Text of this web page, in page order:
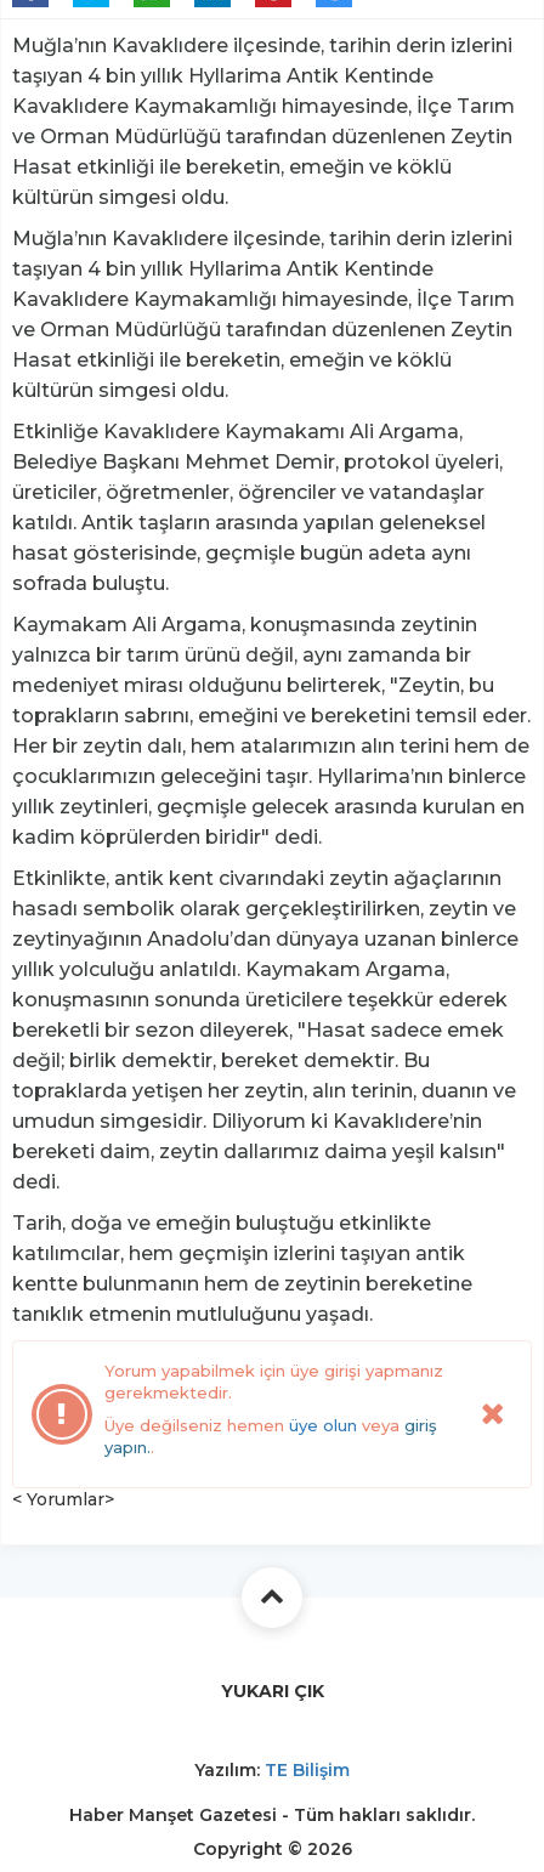
Muğla’nın Kavaklıdere ilçesinde, tarihin derin izlerini
taşıyan 4 bin yıllık Hyllarima Antik Kentinde
Kavaklıdere Kaymakamlığı himayesinde, İlçe Tarım
ve Orman Müdürlüğü tarafından düzenlenen Zeytin
Hasat etkinliği ile bereketin, emeğin ve köklü
kültürün simgesi oldu.
Muğla’nın Kavaklıdere ilçesinde, tarihin derin izlerini
taşıyan 4 bin yıllık Hyllarima Antik Kentinde
Kavaklıdere Kaymakamlığı himayesinde, İlçe Tarım
ve Orman Müdürlüğü tarafından düzenlenen Zeytin
Hasat etkinliği ile bereketin, emeğin ve köklü
kültürün simgesi oldu.
Etkinliğe Kavaklıdere Kaymakamı Ali Argama,
Belediye Başkanı Mehmet Demir, protokol üyeleri,
üreticiler, öğretmenler, öğrenciler ve vatandaşlar
katıldı. Antik taşların arasında yapılan geleneksel
hasat gösterisinde, geçmişle bugün adeta aynı
sofrada buluştu.
Kaymakam Ali Argama, konuşmasında zeytinin
yalnızca bir tarım ürünü değil, aynı zamanda bir
medeniyet mirası olduğunu belirterek, "Zeytin, bu
toprakların sabrını, emeğini ve bereketini temsil eder.
Her bir zeytin dalı, hem atalarımızın alın terini hem de
çocuklarımızın geleceğini taşır. Hyllarima’nın binlerce
yıllık zeytinleri, geçmişle gelecek arasında kurulan en
kadim köprülerden biridir" dedi.
Etkinlikte, antik kent civarındaki zeytin ağaçlarının
hasadı sembolik olarak gerçekleştirilirken, zeytin ve
zeytinyağının Anadolu’dan dünyaya uzanan binlerce
yıllık yolculuğu anlatıldı. Kaymakam Argama,
konuşmasının sonunda üreticilere teşekkür ederek
bereketli bir sezon dileyerek, "Hasat sadece emek
değil; birlik demektir, bereket demektir. Bu
topraklarda yetişen her zeytin, alın terinin, duanın ve
umudun simgesidir. Diliyorum ki Kavaklıdere’nin
bereketi daim, zeytin dallarımız daima yeşil kalsın"
dedi.
Tarih, doğa ve emeğin buluştuğu etkinlikte
katılımcılar, hem geçmişin izlerini taşıyan antik
kentte bulunmanın hem de zeytinin bereketine
tanıklık etmenin mutluluğunu yaşadı.
Yorum yapabilmek için üye girişi yapmanız
gerekmektedir.
Üye değilseniz hemen üye olun veya giriş
yapın..
< Yorumlar>
YUKARI ÇIK
Yazılım: TE Bilişim
Haber Manşet Gazetesi - Tüm hakları saklıdır.
Copyright © 2026